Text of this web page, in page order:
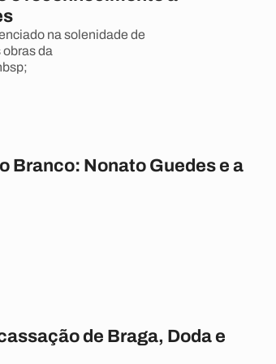
na solenidade de
da
Branco: Nonato Guedes e a
de Braga, Doda e